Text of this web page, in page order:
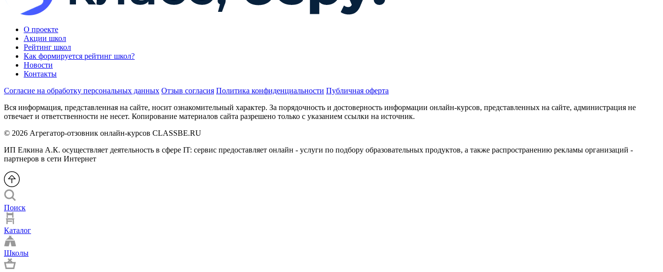
О проекте
Акции школ
Рейтинг школ
Как формируется рейтинг школ?
Новости
Контакты
Согласие на обработку персональных данных Отзыв согласия Политика конфиденциальности Публичная оферта
Вся информация, представленная на сайте, носит ознакомительный характер. За порядочность и достоверность информации онлайн-курсов, представленных на сайте, администрация не
отвечает и ответственности не несет. Копирование материалов сайта разрешено только с указанием ссылки на источник.
© 2026 Агрегатор-отзовник онлайн-курсов CLASSBE.RU
ИП Елкина А.К. осуществляет деятельность в сфере IT: сервис предоставляет онлайн - услуги по подбору образовательных продуктов, а также распространению рекламы организаций -
партнеров в сети Интернет
Поиск
Каталог
Школы